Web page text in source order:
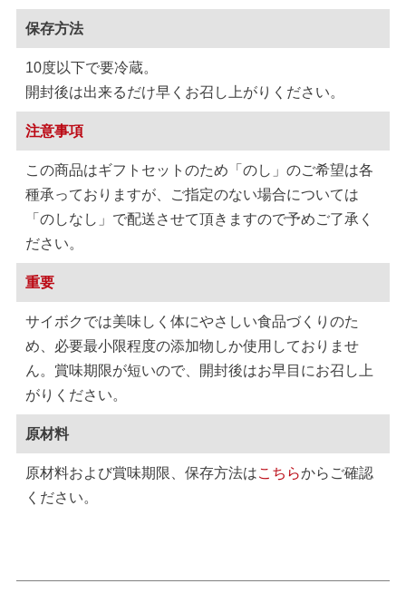
保存方法
10度以下で要冷蔵。
開封後は出来るだけ早くお召し上がりください。
注意事項
この商品はギフトセットのため「のし」のご希望は各
種承っておりますが、ご指定のない場合については
「のしなし」で配送させて頂きますので予めご了承く
ださい。
重要
サイボクでは美味しく体にやさしい食品づくりのた
め、必要最小限程度の添加物しか使用しておりませ
ん。賞味期限が短いので、開封後はお早目にお召し上
がりください。
原材料
原材料および賞味期限、保存方法はこちらからご確認
ください。